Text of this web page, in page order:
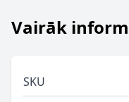
Vairāk
SKU